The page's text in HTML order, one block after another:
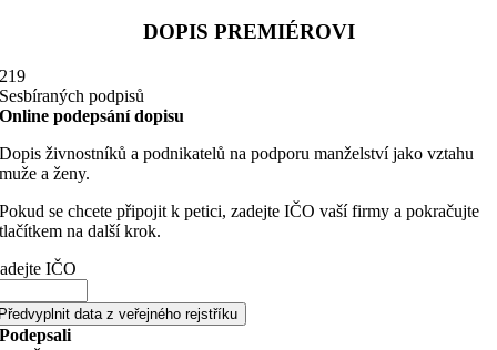
DOPIS PREMIÉROVI
219
Sesbíraných podpisů
Online podepsání dopisu
Dopis živnostníků a podnikatelů na podporu manželství jako vztahu
muže a ženy.
Pokud se chcete připojit k petici, zadejte IČO vaší firmy a pokračujte
tlačítkem na další krok.
IČO
data z veřejného rejstříku
Podepsali